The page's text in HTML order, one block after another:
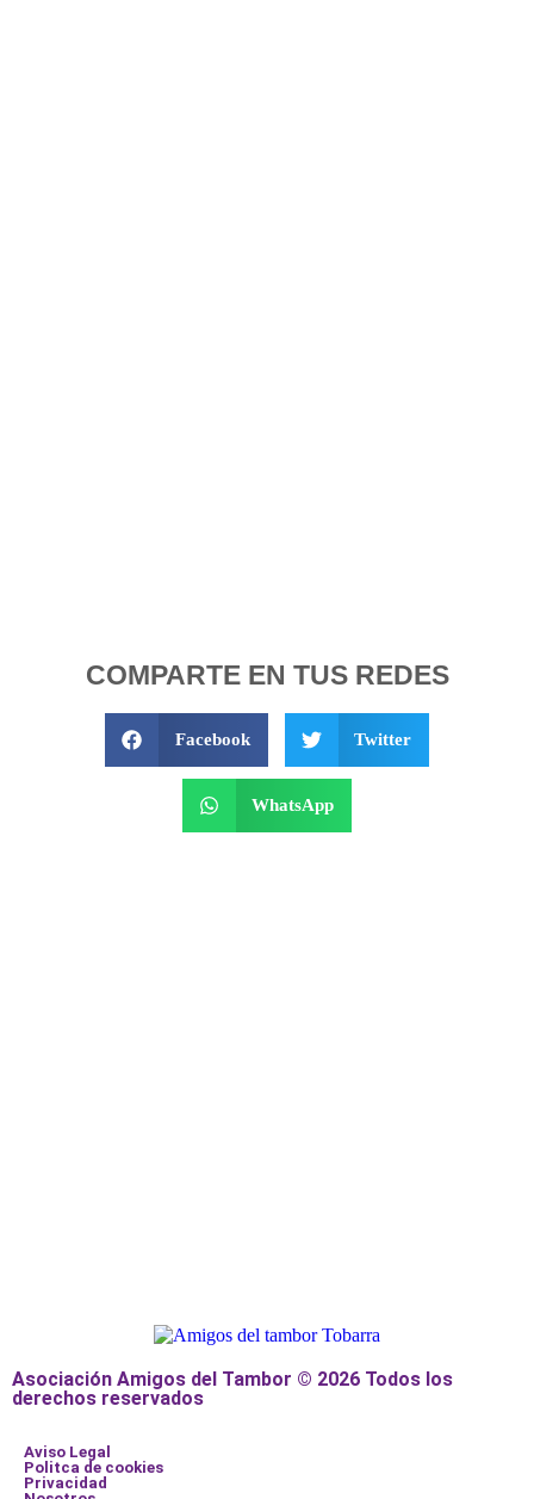
COMPARTE EN TUS REDES
Facebook Twitter
WhatsApp
Asociación Amigos del Tambor © 2026 Todos los
derechos reservados
Aviso Legal
Politca de cookies
Privacidad